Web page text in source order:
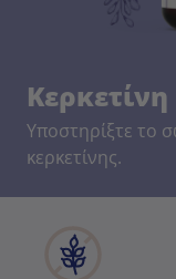
Υποστηρίξτε το
κερκετίνης.